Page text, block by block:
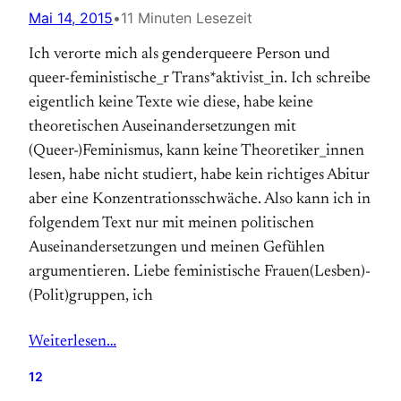
Mai 14, 2015•11 Minuten Lesezeit
Ich verorte mich als genderqueere Person und
queer-feministische_r Trans*aktivist_in. Ich schreibe
eigentlich keine Texte wie diese, habe keine
theoretischen Auseinandersetzungen mit
(Queer-)Feminismus, kann keine Theoretiker_innen
lesen, habe nicht studiert, habe kein richtiges Abitur
aber eine Konzentrationsschwäche. Also kann ich in
folgendem Text nur mit meinen politischen
Auseinandersetzungen und meinen Gefühlen
argumentieren. Liebe feministische Frauen(Lesben)-
(Polit)gruppen, ich
Weiterlesen…
12